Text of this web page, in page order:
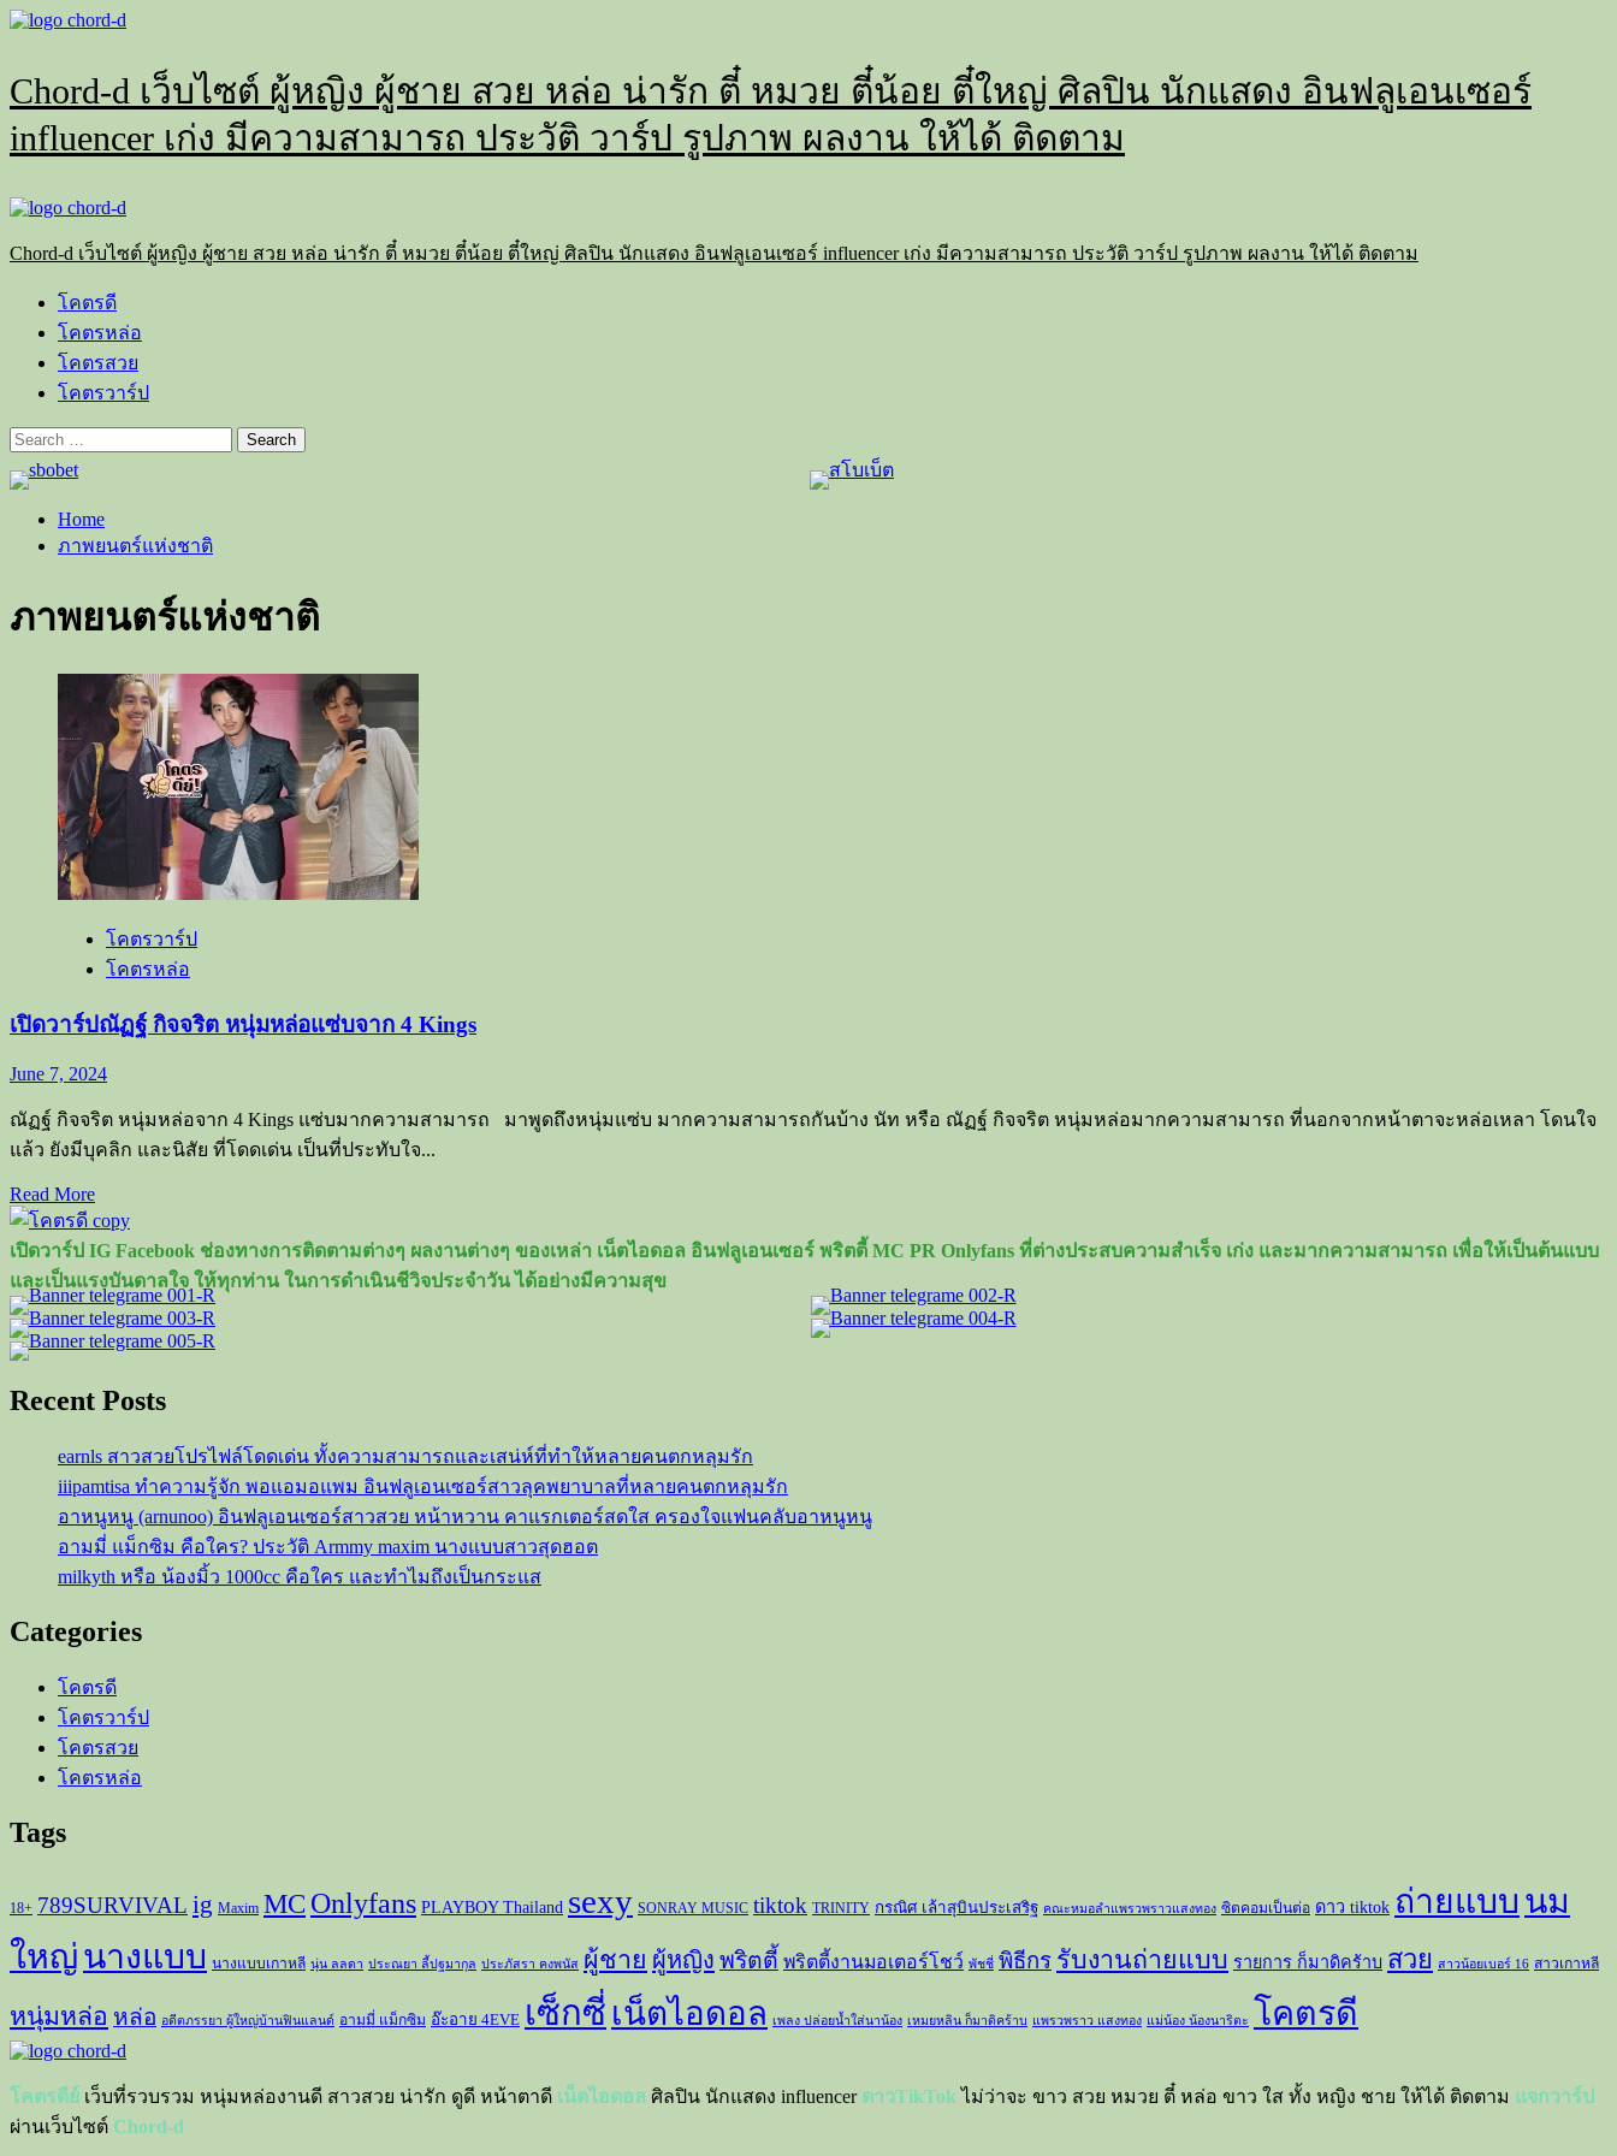
Skip
Chord-d เว็บไซต์ ผู้หญิง ผู้ชาย สวย หล่อ น่ารัก ตี๋ หมวย ตี๋น้อย ตี๋ใหญ่ ศิลปิน นักแสดง อินฟลูเอนเซอร์
influencer เก่ง มีความสามารถ ประวัติ วาร์ป รูปภาพ ผลงาน ให้ได้ ติดตาม
Primary
Chord-d เว็บไซต์ ผู้หญิง ผู้ชาย สวย หล่อ น่ารัก ตี๋ หมวย ตี๋น้อย ตี๋ใหญ่ ศิลปิน นักแสดง อินฟลูเอนเซอร์ influencer เก่ง มีความสามารถ ประวัติ วาร์ป รูปภาพ ผลงาน ให้ได้ ติดตาม
โคตรดี
โคตรหล่อ
โคตรสวย
โคตรวาร์ป
Search
for:
Home
ภาพยนตร์แห่งชาติ
ภาพยนตร์แห่งชาติ
โคตรวาร์ป
โคตรหล่อ
เปิดวาร์ปณัฏฐ์ กิจจริต หนุ่มหล่อแซ่บจาก 4 Kings
June 7, 2024
ณัฏฐ์ กิจจริต หนุ่มหล่อจาก 4 Kings แซ่บมากความสามารถ มาพูดถึงหนุ่มแซ่บ มากความสามารถกันบ้าง นัท หรือ ณัฏฐ์ กิจจริต หนุ่มหล่อมากความสามารถ ที่นอกจากหน้าตาจะหล่อเหลา โดนใจ
แล้ว ยังมีบุคลิก และนิสัย ที่โดดเด่น เป็นที่ประทับใจ...
Read MoreRead
more
about
เปิด
วาร์
ปณัฏฐ์
กิจ
หนุ่ม
4
Kings
เปิดวาร์ป IG Facebook ช่องทางการติดตามต่างๆ ผลงานต่างๆ ของเหล่า เน็ตไอดอล อินฟลูเอนเซอร์ พริตตี้ MC PR Onlyfans ที่ต่างประสบความสำเร็จ เก่ง และมากความสามารถ เพื่อให้เป็นต้นแบบ
และเป็นแรงบันดาลใจ ให้ทุกท่าน ในการดำเนินชีวิจประจำวัน ได้อย่างมีความสุข
Recent Posts
earnls สาวสวยโปรไฟล์โดดเด่น ทั้งความสามารถและเสน่ห์ที่ทำให้หลายคนตกหลุมรัก
iiipamtisa ทำความรู้จัก พอแอมอแพม อินฟลูเอนเซอร์สาวลุคพยาบาลที่หลายคนตกหลุมรัก
อาหนูหนู (arnunoo) อินฟลูเอนเซอร์สาวสวย หน้าหวาน คาแรกเตอร์สดใส ครองใจแฟนคลับอาหนูหนู
อามมี่ แม็กซิม คือใคร? ประวัติ Armmy maxim นางแบบสาวสุดฮอต
milkyth หรือ น้องมิ้ว 1000cc คือใคร และทำไมถึงเป็นกระแส
Categories
โคตรดี
โคตรวาร์ป
โคตรสวย
โคตรหล่อ
Tags
18+ 789SURVIVAL ig Maxim MC Onlyfans PLAYBOY Thailand sexy SONRAY MUSIC tiktok TRINITY กรณิศ เล้าสุบินประเสริฐ คณะหมอลำแพรวพราวแสงทอง ซิตคอมเป็นต่อ ดาว tiktok ถ่ายแบบ นม
ใหญ่นางแบบ นางแบบเกาหลี นุ่น ลลดา ประณยา ลี้ปฐมากุล ประภัสรา คงพนัส ผู้ชาย ผู้หญิง พริตตี้ พริตตี้งานมอเตอร์โชว์ พัชชี่ พิธีกร รับงานถ่ายแบบ รายการ ก็มาดิคร้าบ สวย สาวน้อยเบอร์ 16 สาวเกาหลี
หนุ่มหล่อ หล่อ อดีตภรรยา ผู้ใหญ่บ้านฟินแลนด์ อามมี่ แม็กซิม อ๊ะอาย 4EVE เซ็กซี่ เน็ตไอดอล เพลง ปล่อยน้ำใส่นาน้อง เหมยหลิน ก็มาดิคร้าบ แพรวพราว แสงทอง แม่น้อง น้องนาริตะ โคตรดี
โคตรดีย์ เว็บที่รวบรวม หนุ่มหล่องานดี สาวสวย น่ารัก ดูดี หน้าตาดี เน็ตไอดอล ศิลปิน นักแสดง influencer ดาวTikTok ไม่ว่าจะ ขาว สวย หมวย ตี๋ หล่อ ขาว ใส ทั้ง หญิง ชาย ให้ได้ ติดตาม แจกวาร์ป
ผ่านเว็บไซต์ Chord-d